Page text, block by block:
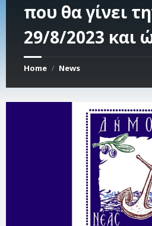
που θα γίνει
29/8/2023 και
Home / News